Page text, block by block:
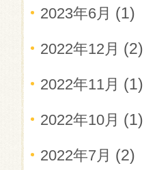
2023年6月 (1)
2022年12月 (2)
2022年11月 (1)
2022年10月 (1)
2022年7月 (2)